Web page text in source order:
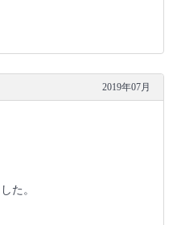
2019年07月
た。